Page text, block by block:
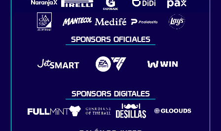
SPONSORS OFICIALES
SPONSORS DIGITALES